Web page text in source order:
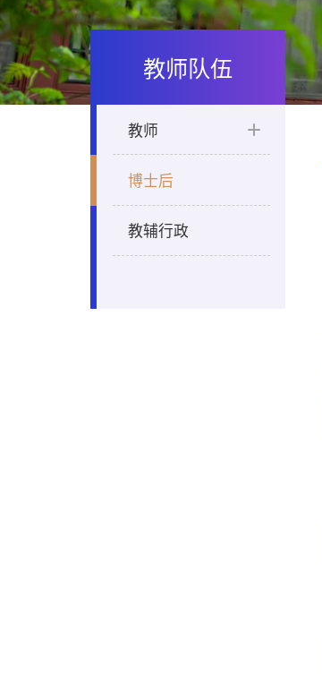
教师队伍
教师
博士后
教辅行政